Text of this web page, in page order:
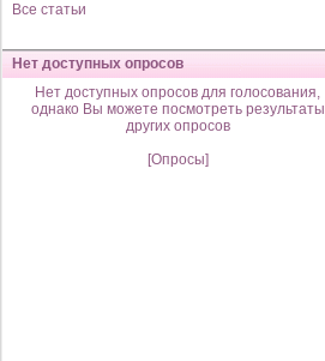
Все статьи
Нет доступных опросов
Нет доступных опросов для голосования,
однако Вы можете посмотреть результаты
других опросов
[Опросы]